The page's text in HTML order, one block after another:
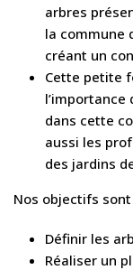
arbres
la commune
créant un
Cette petite
dans cette
aussi les
des jardins
Nos objectifs sont
Définir les
Réaliser un